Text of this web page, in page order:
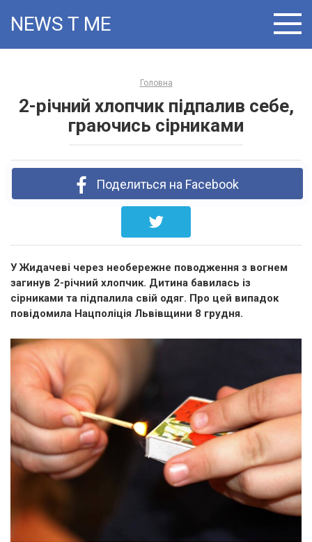
NEWS T:ME
Головна
2-річний хлопчик підпалив себе,
граючись сірниками
Поделиться на Facebook
У Жидачеві через необережне поводження з вогнем
загинув 2-річний хлопчик. Дитина бавилась із
сірниками та підпалила свій одяг. Про цей випадок
повідомила Нацполіція Львівщини 8 грудня.